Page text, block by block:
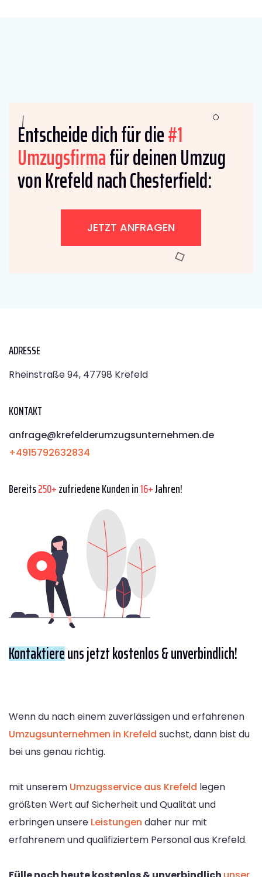
Entscheide dich für die#1
Umzugsfirmafür deinen Umzug
von Krefeld nach Chesterfield:
JETZT ANFRAGEN
ADRESSE
Rheinstraße 94, 47798 Krefeld
KONTAKT
anfrage@krefelderumzugsunternehmen.de
+4915792632834
Bereits250+zufriedene Kunden in16+Jahren!
Kontaktiereuns jetzt kostenlos & unverbindlich!
Wenn du nach einem zuverlässigen und erfahrenen
Umzugsunternehmen in Krefeld suchst, dann bist du
bei uns genau richtig.
mit unserem Umzugsservice aus Krefeld legen
größten Wert auf Sicherheit und Qualität und
erbringen unsere Leistungen daher nur mit
erfahrenem und qualifiziertem Personal aus Krefeld.